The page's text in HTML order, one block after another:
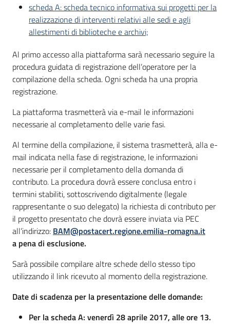
scheda A: scheda tecnico informativa sui progetti per la
realizzazione di interventi relativi alle sedi e agli
allestimenti di biblioteche e archivi;
Al primo accesso alla piattaforma sarà necessario seguire la
procedura guidata di registrazione dell’operatore per la
compilazione della scheda. Ogni scheda ha una propria
registrazione.
La piattaforma trasmetterà via e-mail le informazioni
necessarie al completamento delle varie fasi.
Al termine della compilazione, il sistema trasmetterà, alla e-
mail indicata nella fase di registrazione, le informazioni
necessarie per il completamento della domanda di
contributo. La procedura dovrà essere conclusa entro i
termini stabiliti, sottoscrivendo digitalmente (legale
rappresentante o suo delegato) la richiesta di contributo per
il progetto presentato che dovrà essere inviata via PEC
all’indirizzo: BAM@postacert.regione.emilia-romagna.it
a pena di esclusione.
Sarà possibile compilare altre schede dello stesso tipo
utilizzando il link ricevuto al momento della registrazione.
Date di scadenza per la presentazione delle domande:
Per la scheda A: venerdì 28 aprile 2017, alle ore 13.